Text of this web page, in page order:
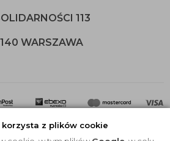
z plików cookie
113
WARSZAWA